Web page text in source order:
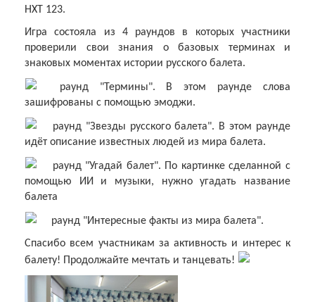
НХТ 123.
Игра состояла из 4 раундов в которых участники
проверили свои знания о базовых терминах и
знаковых моментах истории русского балета.
раунд "Термины". В этом раунде слова
зашифрованы с помощью эмоджи.
раунд "Звезды русского балета". В этом раунде
идёт описание известных людей из мира балета.
раунд "Угадай балет". По картинке сделанной с
помощью ИИ и музыки, нужно угадать название
балета
раунд "Интересные факты из мира балета".
Спасибо всем участникам за активность и интерес к
балету! Продолжайте мечтать и танцевать!